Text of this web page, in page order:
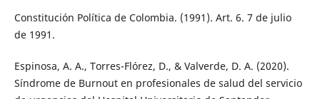
Constitución Política de Colombia. (1991). Art. 6. 7 de julio
de 1991.
Espinosa, A. A., Torres-Flórez, D., & Valverde, D. A. (2020).
Síndrome de Burnout en profesionales de salud del servicio